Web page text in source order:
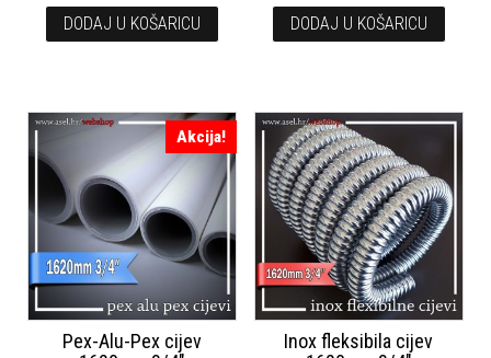
DODAJ U KOŠARICU DODAJ U KOŠARICU
Akcija!
Pex-Alu-Pex cijev
Inox fleksibila cijev